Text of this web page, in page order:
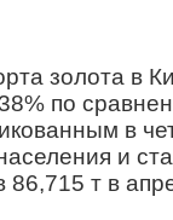
золота в
по
в
и
86,715 т в